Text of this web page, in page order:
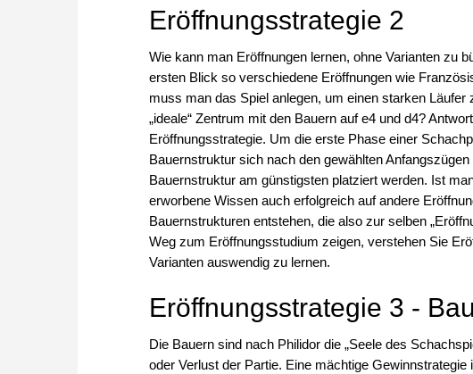
Eröffnungsstrategie 2
Wie kann man Eröffnungen lernen, ohne Varianten zu
ersten Blick so verschiedene Eröffnungen wie
muss man das Spiel anlegen, um einen starken
„ideale“ Zentrum mit den Bauern auf e4 und d4?
Eröffnungsstrategie. Um die erste Phase einer
Bauernstruktur sich nach den gewählten
Bauernstruktur am günstigsten platziert werden. Ist
erworbene Wissen auch erfolgreich auf andere
Bauernstrukturen entstehen, die also zur selben
Weg zum Eröffnungsstudium zeigen, verstehen Sie
Varianten auswendig zu lernen.
Eröffnungsstrategie 3 -
Die Bauern sind nach Philidor die „Seele des
oder Verlust der Partie. Eine mächtige